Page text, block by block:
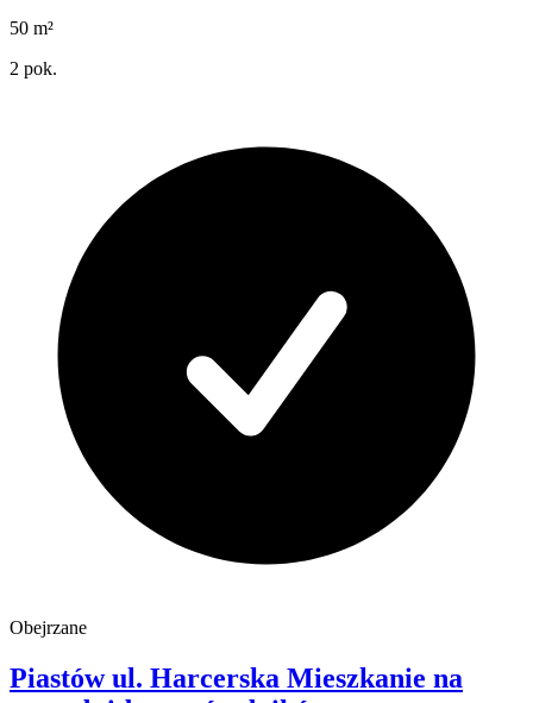
50 m²
2 pok.
Obejrzane
Piastówul. Harcerska Mieszkanie na